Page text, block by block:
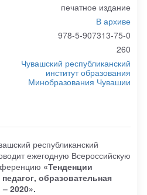
печатное издание
В архиве
978-5-907313-75-0
260
Чувашский республиканский
институт образования
Минобразования Чувашии
республиканский
ежегодную Всероссийскую
«Тенденции
образовательная
2020».